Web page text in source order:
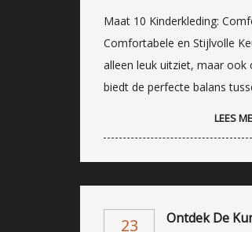
Maat 10 Kinderkleding:
Comfortabele en Stijlvolle
alleen leuk uitziet, maar ook
biedt de perfecte balans
LEES
23 Ontdek De